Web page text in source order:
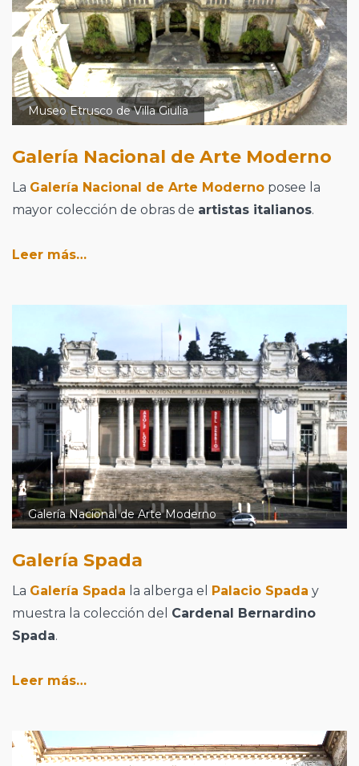
Museo Etrusco de Villa Giulia
Galería Nacional de Arte Moderno
La Galería Nacional de Arte Moderno posee la
mayor colección de obras de artistas italianos.
Leer más…
Galería Nacional de Arte Moderno
Galería Spada
La Galería Spada la alberga el Palacio Spada y
muestra la colección del Cardenal Bernardino
Spada.
Leer más…